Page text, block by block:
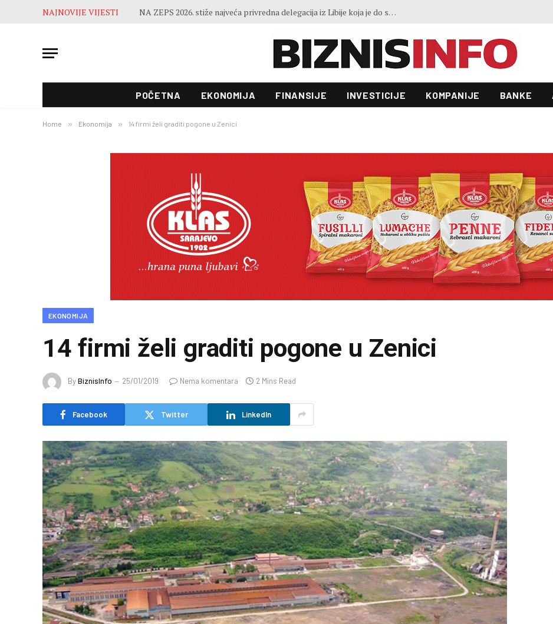
NAJNOVIJE VIJESTI Preokret u evropskoj industriji: Proizvođačke cijene prvi put pale nakon četiri mjeseca rasta
POČETNA EKONOMIJA FINANSIJE INVESTICIJE KOMPANIJE BANKE
Home » Ekonomija » 14 firmi želi graditi pogone u Zenici
EKONOMIJA
14 firmi želi graditi pogone u Zenici
ByBiznisInfo 25/01/2019 Nema komentara 2 Mins Read
Facebook Twitter LinkedIn